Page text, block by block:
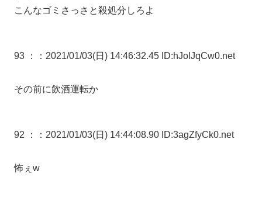
こんなゴミさっさと殺処分しろよ
93 ： ：2021/01/03(日) 14:46:32.45 ID:hJolJqCw0.net
その前に飲酒運転か
92 ： ：2021/01/03(日) 14:44:08.90 ID:3agZfyCk0.net
怖ぇw